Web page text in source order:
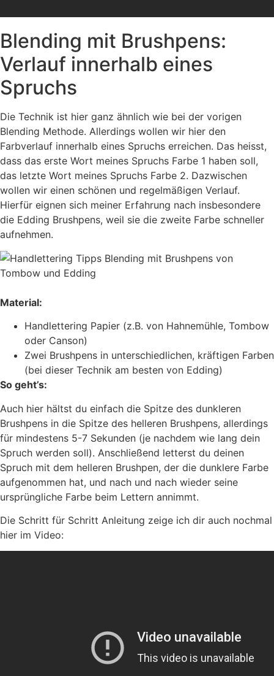
Blending mit Brushpens:
Verlauf innerhalb eines
Spruchs
Die Technik ist hier ganz ähnlich wie bei der vorigen
Blending Methode. Allerdings wollen wir hier den
Farbverlauf innerhalb eines Spruchs erreichen. Das heisst,
dass das erste Wort meines Spruchs Farbe 1 haben soll,
das letzte Wort meines Spruchs Farbe 2. Dazwischen
wollen wir einen schönen und regelmäßigen Verlauf.
Hierfür eignen sich meiner Erfahrung nach insbesondere
die Edding Brushpens, weil sie die zweite Farbe schneller
aufnehmen.
Material:
Handlettering Papier (z.B. von Hahnemühle, Tombow
oder Canson)
Zwei Brushpens in unterschiedlichen, kräftigen Farben
(bei dieser Technik am besten von Edding)
So geht’s:
Auch hier hältst du einfach die Spitze des dunkleren
Brushpens in die Spitze des helleren Brushpens, allerdings
für mindestens 5-7 Sekunden (je nachdem wie lang dein
Spruch werden soll). Anschließend letterst du deinen
Spruch mit dem helleren Brushpen, der die dunklere Farbe
aufgenommen hat, und nach und nach wieder seine
ursprüngliche Farbe beim Lettern annimmt.
Die Schritt für Schritt Anleitung zeige ich dir auch nochmal
hier im Video: